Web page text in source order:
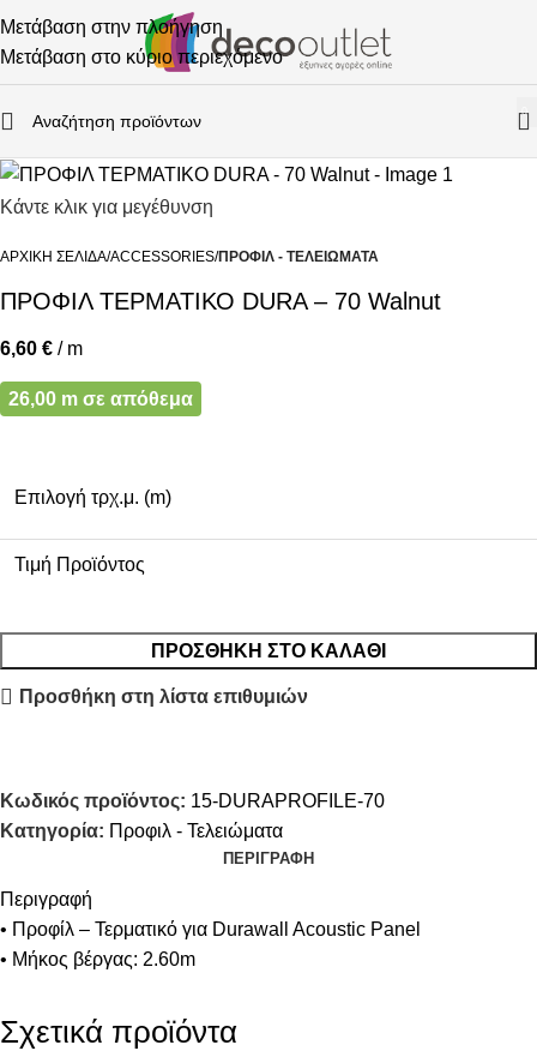
Μετάβαση στην πλοήγηση
Μετάβαση στο κύριο περιεχόμενο
0
Κάντε κλικ για μεγέθυνση
ΑΡΧΙΚΉ ΣΕΛΊΔΑ ACCESSORIES ΠΡΟΦΙΛ - ΤΕΛΕΙΏΜΑΤΑ
ΠΡΟΦΙΛ ΤΕΡΜΑΤΙΚΟ DURA – 70 Walnut
6,60 € / m
26,00 m σε απόθεμα
Επιλογή τρχ.μ. (m)
Τιμή Προϊόντος
ΠΡΟΣΘΉΚΗ ΣΤΟ ΚΑΛΆΘΙ
Προσθήκη στη λίστα επιθυμιών
Κωδικός προϊόντος: 15-DURAPROFILE-70
Κατηγορία: Προφιλ - Τελειώματα
ΠΕΡΙΓΡΑΦΉ
Περιγραφή
• Προφίλ – Τερματικό για Durawall Acoustic Panel
• Μήκος βέργας: 2.60m
Σχετικά προϊόντα